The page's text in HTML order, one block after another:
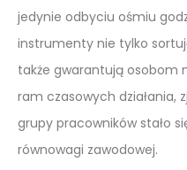
jedynie odbyciu ośmiu
instrumenty nie tylko
także gwarantują osobom
ram czasowych działania,
grupy pracowników stało
równowagi zawodowej.